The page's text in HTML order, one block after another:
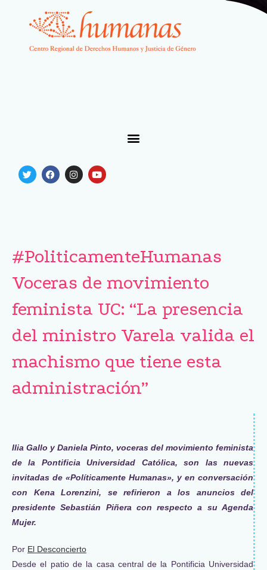
#PoliticamenteHumanas
Voceras de movimiento
feminista UC: “La presencia
del ministro Varela valida el
machismo que tiene esta
administración”
Ilia Gallo y Daniela Pinto, voceras del movimiento feminista
de la Pontificia Universidad Católica, son las nuevas
invitadas de «Políticamente Humanas», y en conversación
con Kena Lorenzini, se refirieron a los anuncios del
presidente Sebastián Piñera con respecto a su Agenda
Mujer.
Por El Desconcierto
Desde el patio de la casa central de la Pontificia Universidad